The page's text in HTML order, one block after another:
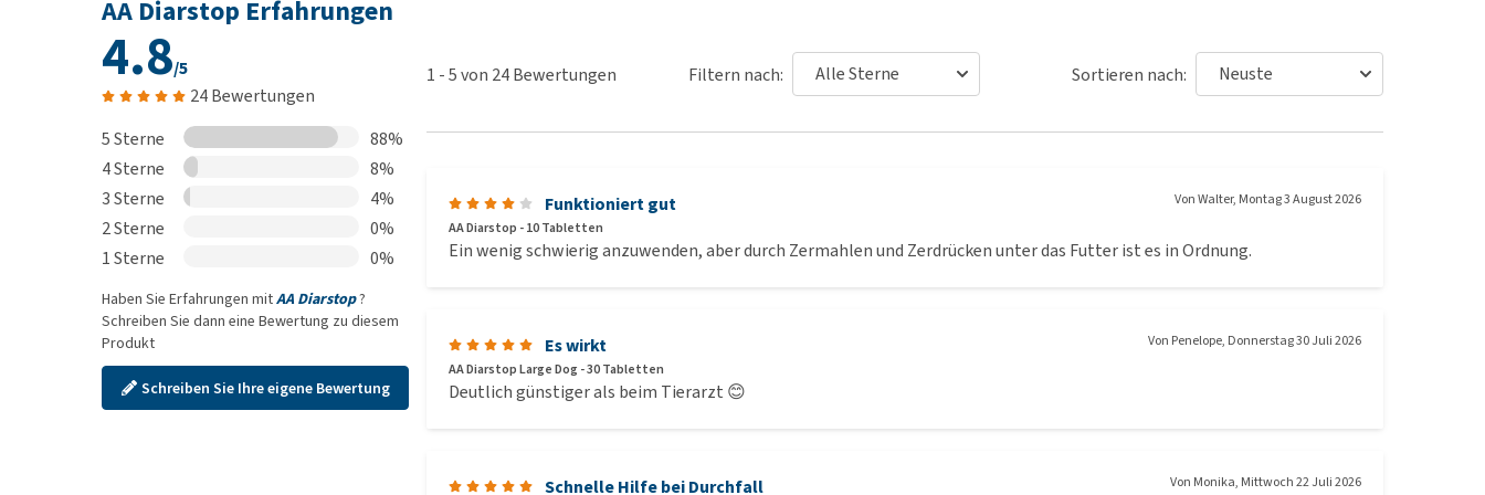
AA Diarstop Erfahrungen
4.8/5
24 Bewertungen
5 Sterne
88%
4 Sterne
8%
3 Sterne
4%
2 Sterne
0%
1 Sterne
0%
Haben Sie Erfahrungen mitAA Diarstop?
Schreiben Sie dann eine Bewertung zu diesem
Produkt
Schreiben Sie Ihre eigene Bewertung
Filtern nach: Sortieren nach:
1 -5von 24Bewertungen
Funktioniert gut VonWalter, Montag 3 August 2026
AA Diarstop - 10 Tabletten
Ein wenig schwierig anzuwenden, aber durch Zermahlen und Zerdrücken unter das Futter ist es in Ordnung.
Es wirkt Von Penelope, Donnerstag 30 Juli 2026
AA Diarstop Large Dog - 30 Tabletten
Deutlich günstiger als beim Tierarzt 😊
Schnelle Hilfe bei Durchfall Von Monika, Mittwoch 22 Juli 2026